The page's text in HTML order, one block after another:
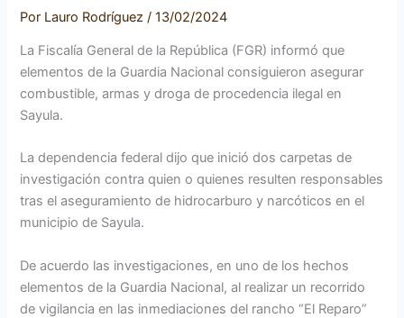
Por Lauro Rodríguez /13/02/2024
La Fiscalía General de la República (FGR) informó que
elementos de la Guardia Nacional consiguieron asegurar
combustible, armas y droga de procedencia ilegal en
Sayula.
La dependencia federal dijo que inició dos carpetas de
investigación contra quien o quienes resulten responsables
tras el aseguramiento de hidrocarburo y narcóticos en el
municipio de Sayula.
De acuerdo las investigaciones, en uno de los hechos
elementos de la Guardia Nacional, al realizar un recorrido
de vigilancia en las inmediaciones del rancho “El Reparo”